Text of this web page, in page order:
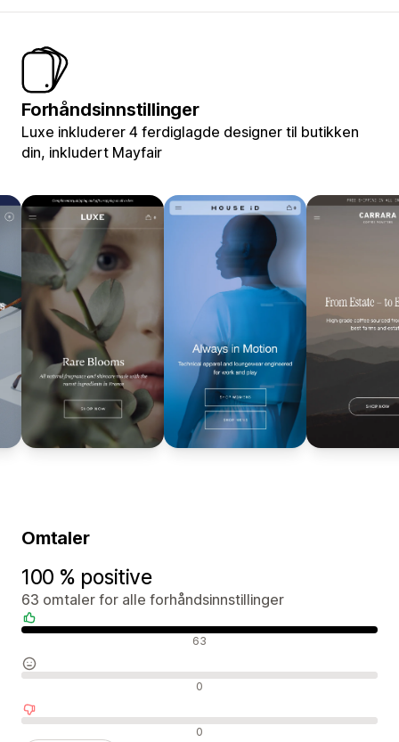
Forhåndsinnstillinger
Luxe inkluderer 4 ferdiglagde designer til butikken
din, inkludert Mayfair
Omtaler
100 % positive
63 omtaler for alle forhåndsinnstillinger
63
0
0